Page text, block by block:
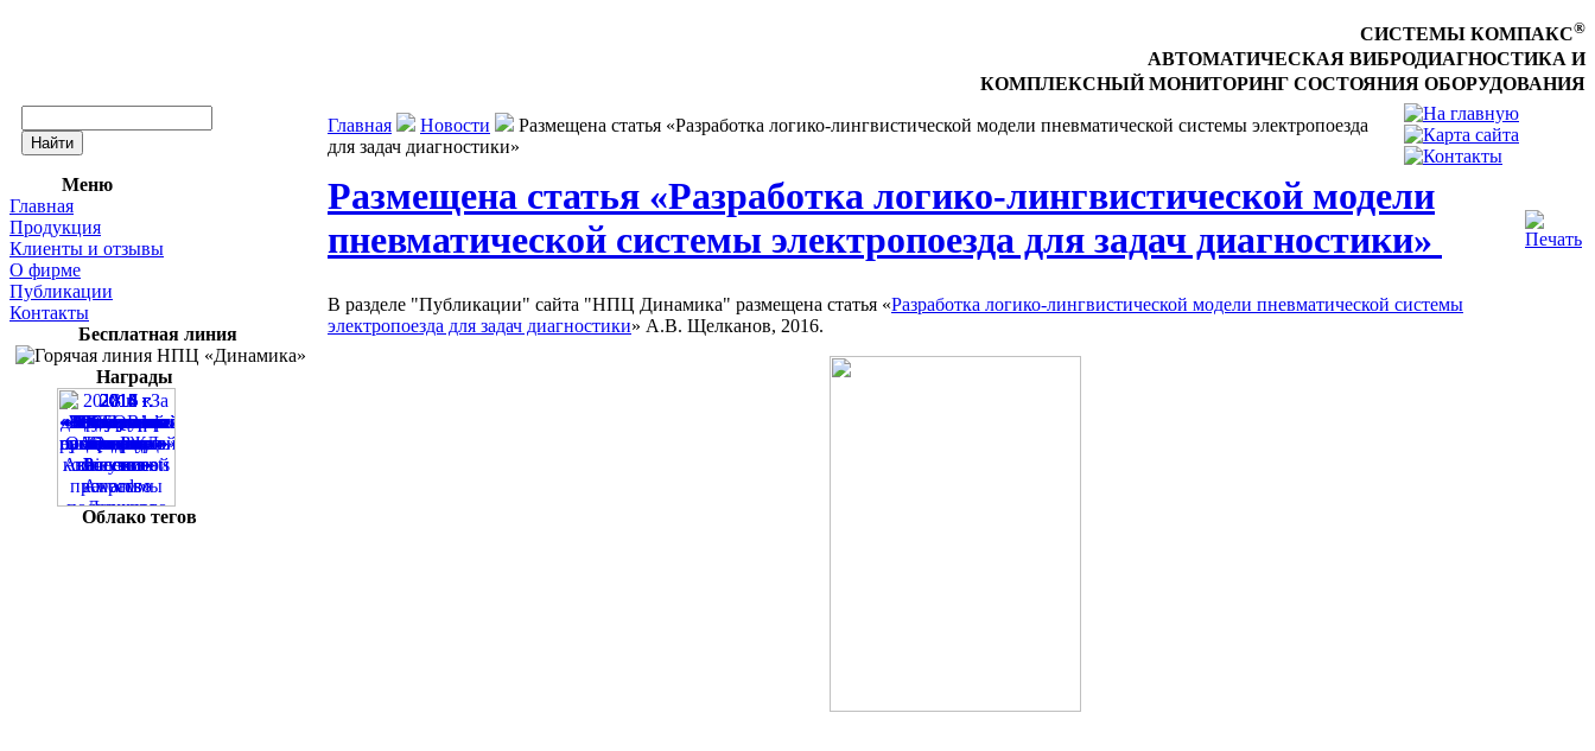
СИСТЕМЫ КОМПАКС®
АВТОМАТИЧЕСКАЯ ВИБРОДИАГНОСТИКА И
КОМПЛЕКСНЫЙ МОНИТОРИНГ СОСТОЯНИЯ ОБОРУДОВАНИЯ
Меню
Главная
Продукция
Клиенты и отзывы
О фирме
Публикации
Контакты
Бесплатная линия
Награды
Облако тегов
Главная Новости
Размещена статья «Разработка логико-лингвистической модели пневматической системы электропоезда
для задач диагностики»
Размещена статья «Разработка логико-лингвистической модели
пневматической системы электропоезда для задач диагностики»
В разделе "Публикации" сайта "НПЦ Динамика" размещена статья «Разработка логико-лингвистической модели пневматической системы
электропоезда для задач диагностики» А.В. Щелканов, 2016.